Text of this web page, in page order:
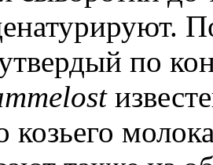
по
козьего